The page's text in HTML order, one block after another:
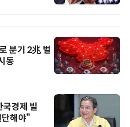
분기 2兆 벌
동
국경제 빌
해야”